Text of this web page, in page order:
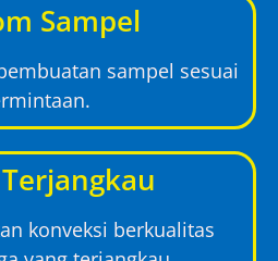
Sampel
sampel sesuai
konveksi berkualitas